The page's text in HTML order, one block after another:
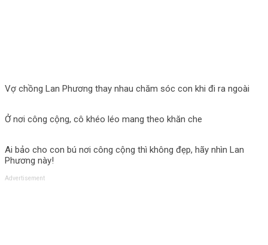
Vợ chồng Lan Phương thay nhau chăm sóc con khi đi ra ngoài
Ở nơi công cộng, cô khéo léo mang theo khăn che
Ai bảo cho con bú nơi công cộng thì không đẹp, hãy nhìn Lan
Phương này!
Advertisement